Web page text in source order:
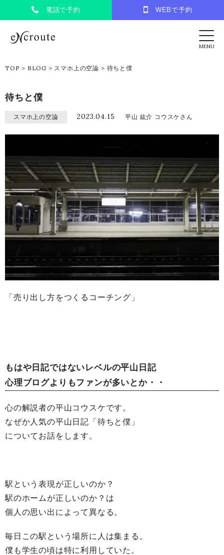
電話で予約 WEBで予約
eNcroute｜葛西・江戸川区の美容室 アンク
MENU
TOP > BLOG > スマホ上の空論 > 待ちと僕
待ちと僕
スマホ上の空論 2023.04.15 平山 紘介 コウスケさん
「売り出し方をつくるコーチング」
もはや日記ではないレベルの平山日記
心理ブログよりもファンが多いとか・・
心の解説者の平山コウスケです。
なぜか人気の平山日記「待ちと僕」
についてお話をします。
駅という表現が正しいのか？
駅のホームが正しいのか？は
個人の思い出によって異なる。
毎日この駅という場所に人は集まる。
僕も学生の頃は特に利用していた。